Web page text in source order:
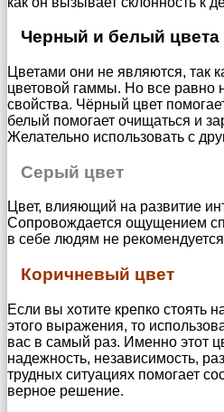
Черный и белый цвета
Цветами они не являются, так
цветовой гаммы. Но все равно
свойства. Чёрный цвет
белый помогает очищаться и
Желательно использовать с
Серый цвет
Цвет, влияющий на развитие
Сопровождается ощущением
в себе людям не
Коричневый цвет
Если вы хотите крепко стоять
этого выражения, то
вас в самый раз. Именно этот
надежность, независимость,
трудных ситуациях помогает
верное решение.